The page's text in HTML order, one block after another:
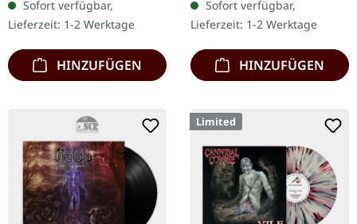
mit großem Poster. "A
Skeletal Domain"
markiert…
Sofort verfügbar,
Lieferzeit: 1-2 Werktage
HINZUFÜGEN
Standard-Cover mit
Insert. Limitiert auf 250…
Sofort verfügbar,
Lieferzeit: 1-2 Werktage
HINZUFÜGEN
Limited